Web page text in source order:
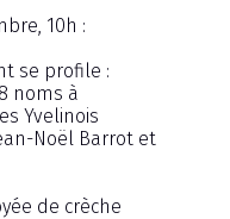
10h :
se profile :
noms à
Yvelinois
Noël Barrot et
de crèche